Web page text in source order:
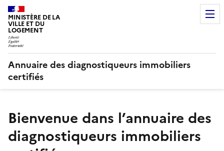
MINISTÈRE DE LA
VILLE ET DU
LOGEMENT
Annuaire des diagnostiqueurs immobiliers
certifiés
Bienvenue dans l’annuaire des
diagnostiqueurs immobiliers